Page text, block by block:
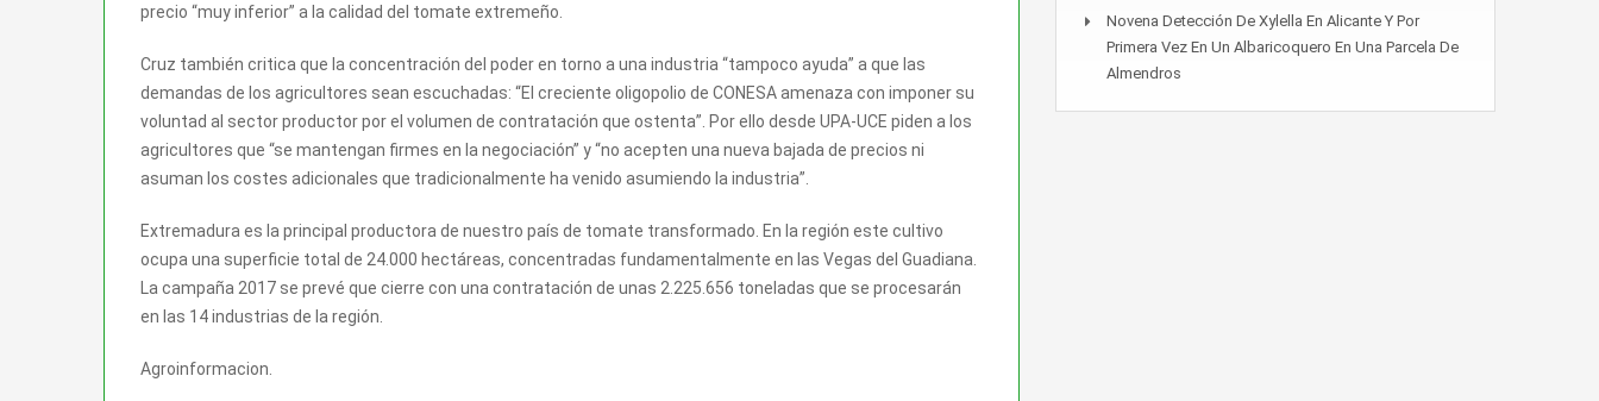
precio “muy inferior” a la calidad del tomate extremeño.
Cruz también critica que la concentración del poder en torno a una industria “tampoco ayuda” a que las
demandas de los agricultores sean escuchadas: “El creciente oligopolio de CONESA amenaza con imponer su
voluntad al sector productor por el volumen de contratación que ostenta”. Por ello desde UPA-UCE piden a los
agricultores que “se mantengan firmes en la negociación” y “no acepten una nueva bajada de precios ni
asuman los costes adicionales que tradicionalmente ha venido asumiendo la industria”.
Extremadura es la principal productora de nuestro país de tomate transformado. En la región este cultivo
ocupa una superficie total de 24.000 hectáreas, concentradas fundamentalmente en las Vegas del Guadiana.
La campaña 2017 se prevé que cierre con una contratación de unas 2.225.656 toneladas que se procesarán
en las 14 industrias de la región.
Agroinformacion.
Novena Detección De Xylella En Alicante Y Por
Primera Vez En Un Albaricoquero En Una Parcela De
Almendros